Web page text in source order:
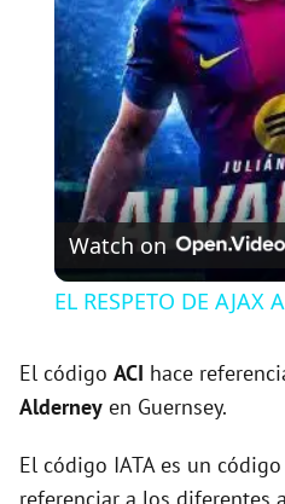
i
Watch on
EL RESPETO DE AJAX
El código ACI hace
Alderney en Guernsey.
El código IATA es un